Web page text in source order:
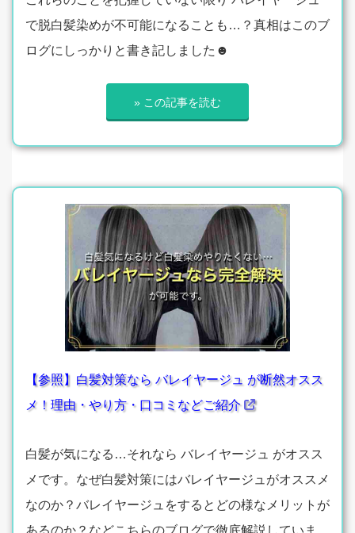
で脱白髪染めが不可能になることも…？真相はこのブ
ログにしっかりと書き記しました☻
» この記事を読む
【参照】白髪対策なら バレイヤージュ が断然オスス
メ！理由・やり方・口コミなどご紹介
白髪が気になる…それなら バレイヤージュ がオスス
メです。なぜ白髪対策にはバレイヤージュがオススメ
なのか？バレイヤージュをするとどの様なメリットが
あるのか？などこちらのブログで徹底解説していま